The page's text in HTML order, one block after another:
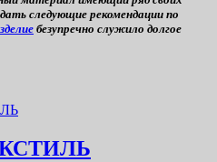
следующие рекомендации по
безупречно служило долгое